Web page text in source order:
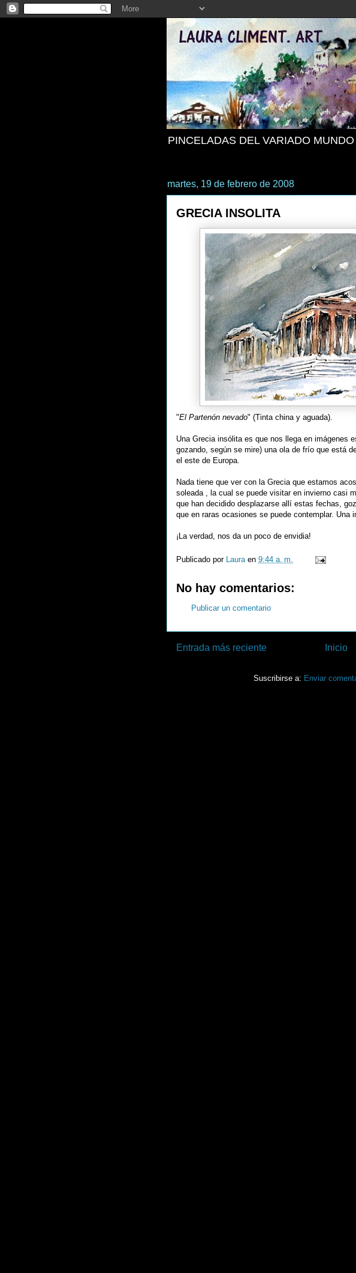
PINCELADAS DEL VARIADO
martes, 19 de febrero de 2008
GRECIA INSOLITA
"El Partenón nevado" (Tinta china y aguada).
Una Grecia insólita es que nos llega en imágenes
gozando, según se mire) una ola de frío que está
el este de Europa.
Nada tiene que ver con la Grecia que estamos
soleada , la cual se puede visitar en invierno casi
que han decidido desplazarse allí estas fechas,
que en raras ocasiones se puede contemplar. Una
¡La verdad, nos da un poco de envidia!
Publicado por Laura en 9:44 a. m.
No hay comentarios:
Publicar un comentario
Entrada más reciente Inicio
Suscribirse a: Enviar